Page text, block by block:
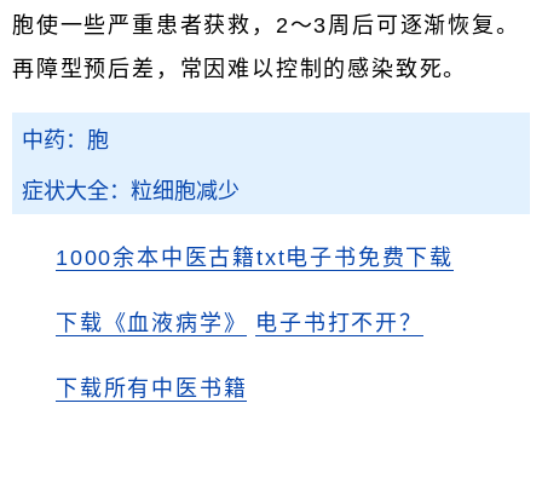
胞使一些严重患者获救，2～3周后可逐渐恢复。
再障型预后差，常因难以控制的感染致死。
中药：胞
症状大全：粒细胞减少
1000余本中医古籍txt电子书免费下载
下载《血液病学》 电子书打不开？
下载所有中医书籍